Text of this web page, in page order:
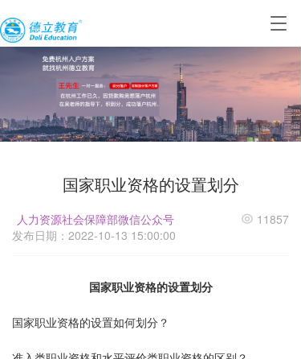
T
g
g
n
a
t
国家职业资格的设置划分
人力资源社会保障部微信公众号
发布日期：2022-10-13 15:00:00
11857
国家职业资格的设置划分
国家职业资格的设置如何划分？